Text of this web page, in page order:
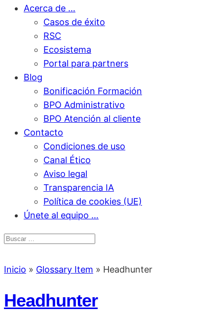
Acerca de …
Casos de éxito
RSC
Ecosistema
Portal para partners
Blog
Bonificación Formación
BPO Administrativo
BPO Atención al cliente
Contacto
Condiciones de uso
Canal Ético
Aviso legal
Transparencia IA
Política de cookies (UE)
Únete al equipo …
Inicio » Glossary Item » Headhunter
Headhunter